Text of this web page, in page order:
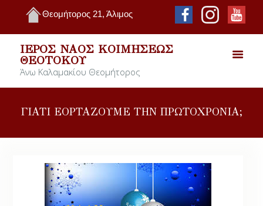
Θεομήτορος 21, Άλιμος
ΙΕΡΌΣ ΝΑΌΣ ΚΟΙΜΉΣΕΩΣ
ΘΕΟΤΌΚΟΥ
Άνω Καλαμακίου Θεομήτορος
ΓΙΑΤΙ ΕΟΡΤΑΖΟΥΜΕ ΤΗΝ ΠΡΩΤΟΧΡΟΝΙΑ;